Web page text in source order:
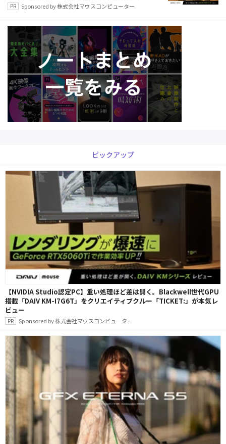
Sponsored by 株式会社マウスコンピューター
ピックアップ
【NVIDIA Studio認定PC】重い処理ほど差は開く。Blackwell世代GPU
搭載「DAIV KM-I7G6T」をクリエイティブクルー「TICKET:」が本気レ
ビュー
Sponsored by 株式会社マウスコンピューター